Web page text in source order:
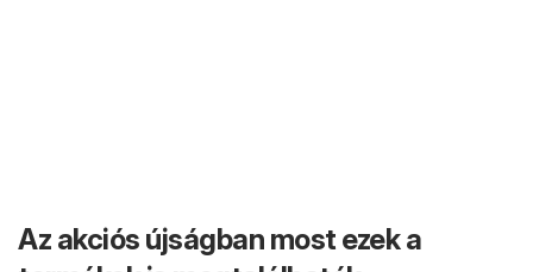
Az akciós újságban most ezek a